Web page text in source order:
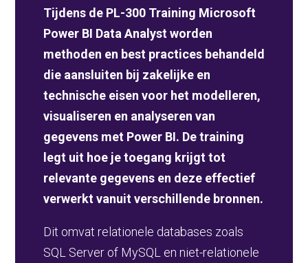
Tijdens de PL-300 Training Microsoft
Power BI Data Analyst worden
methoden en best practices behandeld
die aansluiten bij zakelijke en
technische eisen voor het modelleren,
visualiseren en analyseren van
gegevens met Power BI. De training
legt uit hoe je toegang krijgt tot
relevante gegevens en deze effectief
verwerkt vanuit verschillende bronnen.
Dit omvat relationele databases zoals
SQL Server of MySQL en niet-relationele